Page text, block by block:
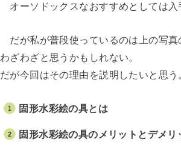
オーソドックスなおすすめとしては入
だが私が普段使っているのは上の写真
わざわざと思うかもしれない。
だが今回はその理由を説明したいと思う
固形水彩絵の具とは
固形水彩絵の具のメリットとデメリ